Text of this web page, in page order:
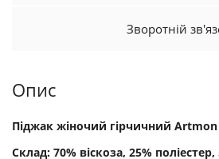
Зворотній
Опис
Піджак жіночий гірчичний Artmon
Склад: 70% віскоза, 25%